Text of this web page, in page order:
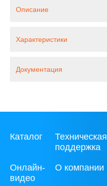
Описание
Характеристики
Документация
Каталог
Техническая
поддержка
Онлайн-
видео
О компании